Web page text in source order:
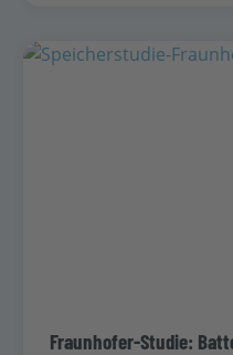
Fraunhofer-Studie: